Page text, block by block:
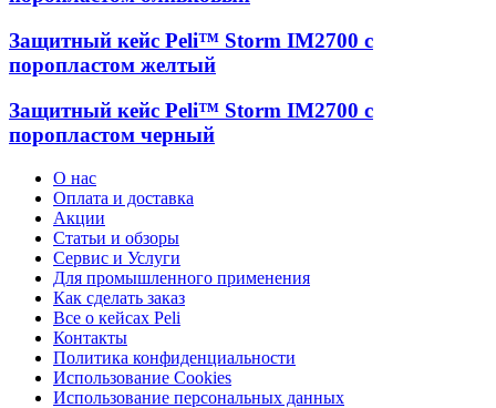
Защитный кейс Peli™ Storm IM2700 с
поропластом желтый
Защитный кейс Peli™ Storm IM2700 с
поропластом черный
О нас
Оплата и доставка
Акции
Статьи и обзоры
Сервис и Услуги
Для промышленного применения
Как сделать заказ
Все о кейсах Peli
Контакты
Политика конфиденциальности
Использование Cookies
Использование персональных данных